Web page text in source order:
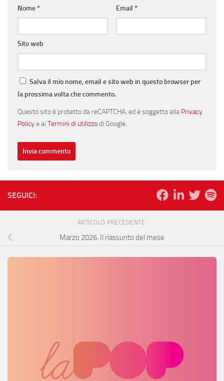
Nome* Email *
Sito web
Salva il mio nome, email e sito web in questo browser per
la prossima volta che commento.
Questo sito è protetto da reCAPTCHA, ed è soggetto alla Privacy
Policye ai Termini di utilizzodi Google.
SEGUICI:
ARTICOLO PRECEDENTE
Marzo 2026. Il riassunto del mese